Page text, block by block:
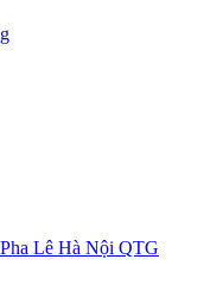
Lê Hà Nội QTG